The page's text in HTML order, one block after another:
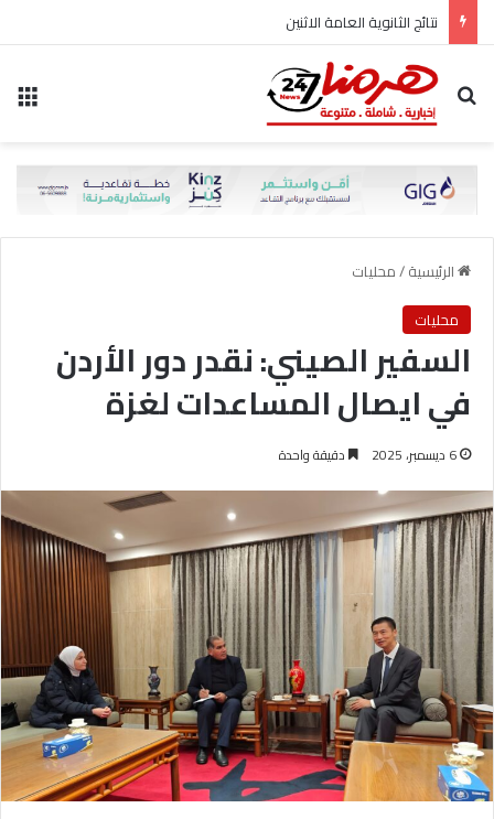
نتائج الثانوية العامة الاثنين
بحث عن
الرئيسية/محليات
محليات
السفير الصيني: نقدر دور الأردن
في ايصال المساعدات لغزة
6 ديسمبر، 2025 دقيقة واحدة